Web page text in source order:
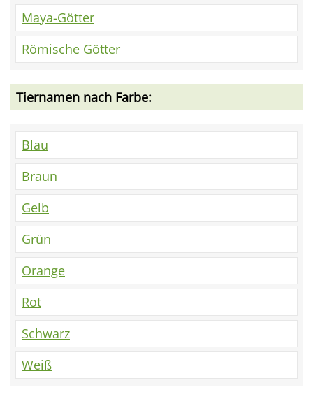
Maya-Götter
Römische Götter
Tiernamen nach Farbe:
Blau
Braun
Gelb
Grün
Orange
Rot
Schwarz
Weiß